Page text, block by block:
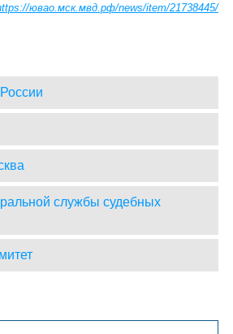
ювао.мск.мвд.рф/news/item/21738445/
службы судебных